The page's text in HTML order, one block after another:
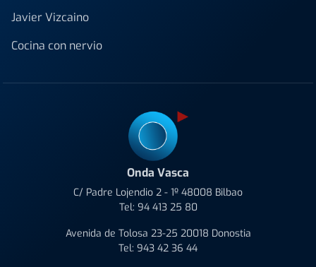
Javier Vizcaino
Cocina con nervio
Onda Vasca
C/ Padre Lojendio 2 - 1º 48008 Bilbao
Tel: 94 413 25 80
Avenida de Tolosa 23-25 20018 Donostia
Tel: 943 42 36 44